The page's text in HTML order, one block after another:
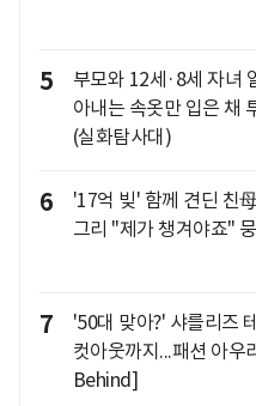
5
부모와 12세·8세 자녀
아내는 속옷만 입은 채
(실화탐사대)
6
'17억 빚' 함께 견딘 친
그리 "제가 챙겨야죠"
7
'50대 맞아?' 샤를리즈
컷아웃까지...패션 아우
Behind]